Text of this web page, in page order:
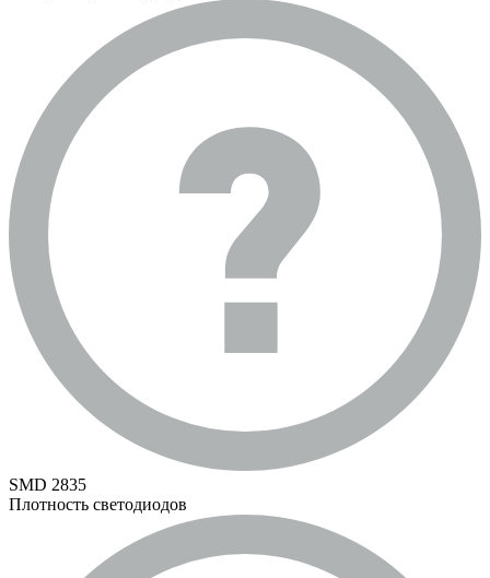
SMD 2835
Плотность светодиодов